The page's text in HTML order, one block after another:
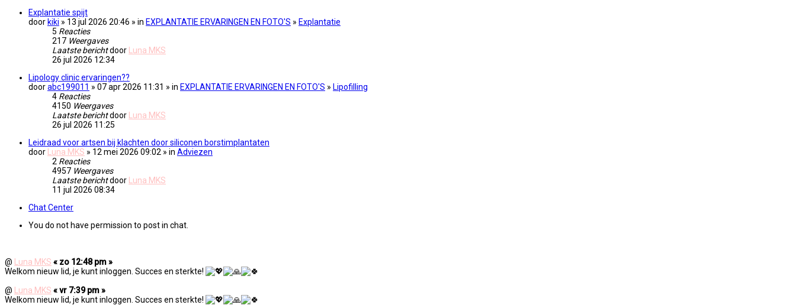
Explantatie spijt
doorkiki » 13 jul 2026 20:46 » in EXPLANTATIE ERVARINGEN EN FOTO'S » Explantatie
5 Reacties
217 Weergaves
Laatste berichtdoor Luna MKS
26 jul 2026 12:34
Lipology clinic ervaringen??
doorabc199011 » 07 apr 2026 11:31 » in EXPLANTATIE ERVARINGEN EN FOTO'S » Lipofilling
4 Reacties
4150 Weergaves
Laatste berichtdoor Luna MKS
26 jul 2026 11:25
Leidraad voor artsen bij klachten door siliconen borstimplantaten
door Luna MKS » 12 mei 2026 09:02 » in Adviezen
2 Reacties
4957 Weergaves
Laatste berichtdoor Luna MKS
11 jul 2026 08:34
Chat Center
You do not have permission to post in chat.
@ Luna MKS « zo 12:48 pm »
Welkom nieuw lid, je kunt inloggen. Succes en sterkte!
@ Luna MKS « vr 7:39 pm »
Welkom nieuw lid, je kunt inloggen. Succes en sterkte!